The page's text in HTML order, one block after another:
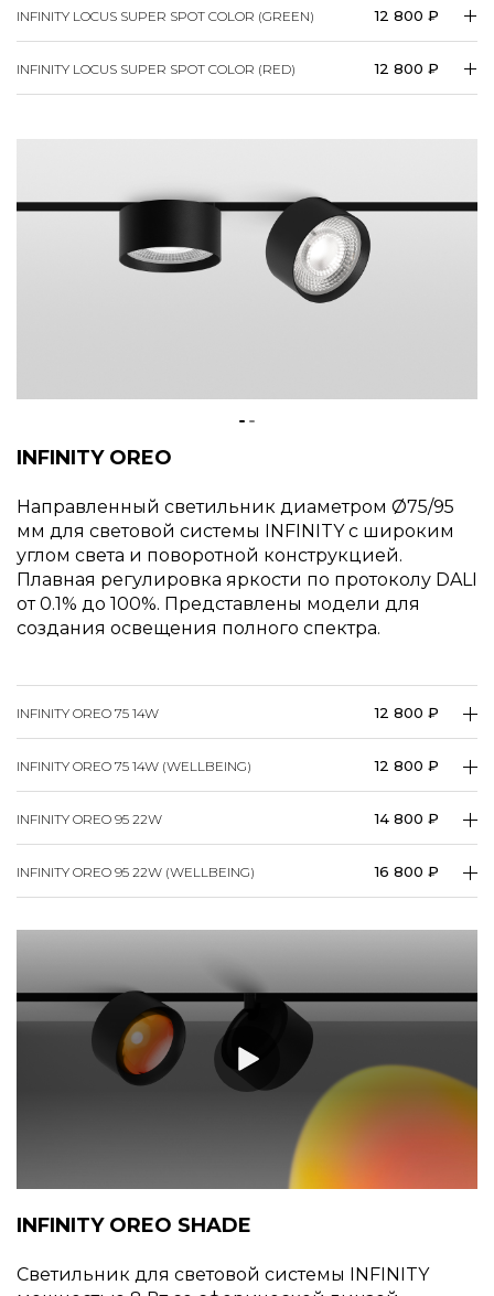
INFINITY LOCUS SUPER SPOT COLOR (GREEN) 12 800 ₽
INFINITY LOCUS SUPER SPOT COLOR (RED) 12 800 ₽
INFINITY OREO
Направленный светильник диаметром
75/95
мм для световой системы INFINITY с широким
углом света и поворотной конструкцией.
Плавная регулировка яркости по протоколу DALI
от 0.1% до 100%. Представлены модели для
создания освещения полного спектра.
INFINITY OREO 75 14W 12 800 ₽
INFINITY OREO 75 14W (WELLBEING) 12 800 ₽
INFINITY OREO 95 22W 14 800 ₽
INFINITY OREO 95 22W (WELLBEING) 16 800 ₽
INFINITY OREO SHADE
Светильник для световой системы INFINITY